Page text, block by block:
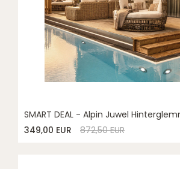
SMART DEAL - Alpin Juwel
349,00 EUR
872,50 EUR